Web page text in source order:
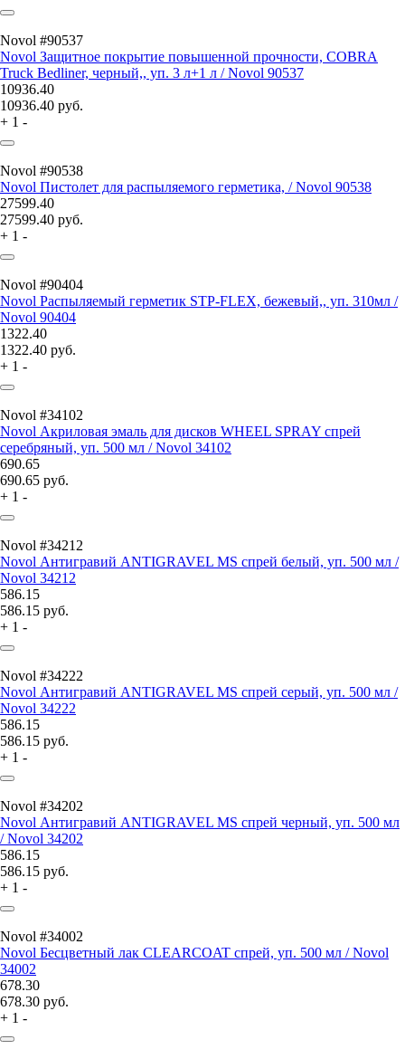
Novol #90537
Novol Защитное покрытие повышенной прочности, COBRA
Truck Bedliner, черный,, уп. 3 л+1 л / Novol 90537
10936.40
10936.40 руб.
+ 1 -
Novol #90538
Novol Пистолет для распыляемого герметика, / Novol 90538
27599.40
27599.40 руб.
+ 1 -
Novol #90404
Novol Распыляемый герметик STP-FLEX, бежевый,, уп. 310мл /
Novol 90404
1322.40
1322.40 руб.
+ 1 -
Novol #34102
Novol Акриловая эмаль для дисков WHEEL SPRAY спрей
серебряный, уп. 500 мл / Novol 34102
690.65
690.65 руб.
+ 1 -
Novol #34212
Novol Антигравий ANTIGRAVEL MS спрей белый, уп. 500 мл /
Novol 34212
586.15
586.15 руб.
+ 1 -
Novol #34222
Novol Антигравий ANTIGRAVEL MS спрей серый, уп. 500 мл /
Novol 34222
586.15
586.15 руб.
+ 1 -
Novol #34202
Novol Антигравий ANTIGRAVEL MS спрей черный, уп. 500 мл
/ Novol 34202
586.15
586.15 руб.
+ 1 -
Novol #34002
Novol Бесцветный лак CLEARCOAT спрей, уп. 500 мл / Novol
34002
678.30
678.30 руб.
+ 1 -